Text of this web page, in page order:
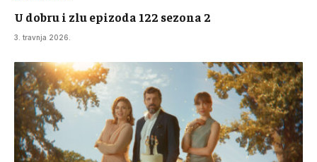
U dobru i zlu epizoda 122 sezona 2
3. travnja 2026.